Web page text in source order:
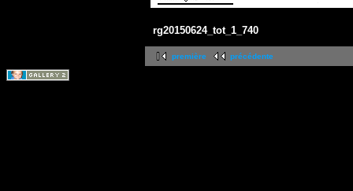
rg20150624_tot_1_740
première précédente